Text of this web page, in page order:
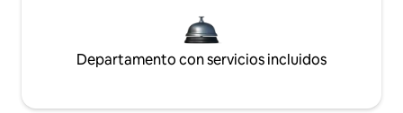
Departamento con servicios incluidos